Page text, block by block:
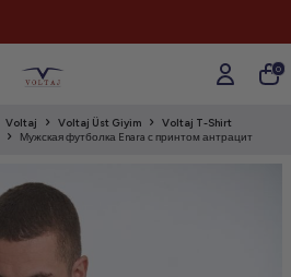
0
Voltaj Voltaj Üst Giyim
Voltaj T-Shirt
Мужская футболка Enara с принтом антрацит